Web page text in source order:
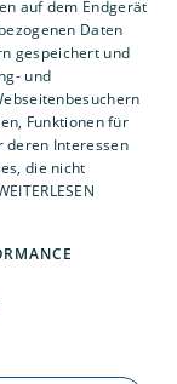
auf dem Endgerät
Daten
gespeichert und
und
Funktionen für
deren Interessen
die nicht